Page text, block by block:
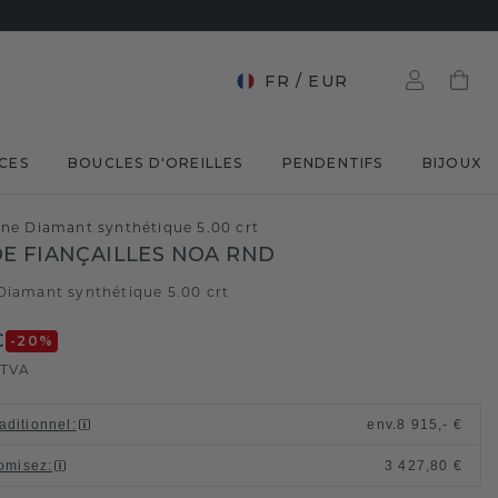
FR / EUR
BOUCLES D'OREILLES PENDENTIFS BIJOUX
Diamant synthétique 5.00 crt
FIANÇAILLES NOA RND
synthétique 5.00 crt
-20 %
: env.8 915,- €
: 3 427,80 €